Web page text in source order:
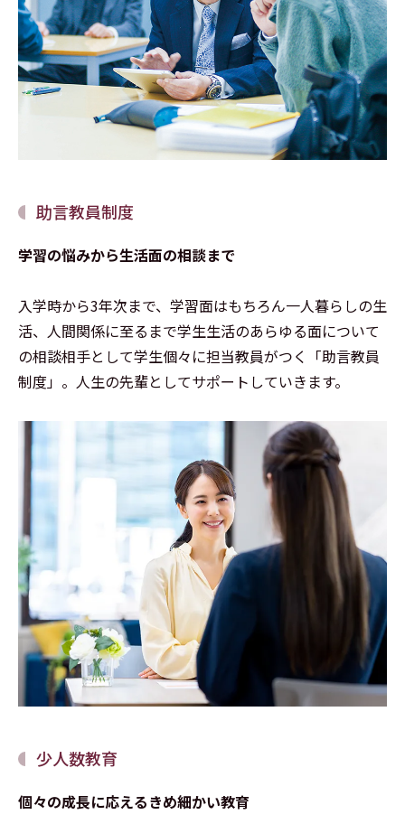
助言教員制度
学習の悩みから生活面の相談まで
入学時から3年次まで、学習面はもちろん一人暮らしの生
活、人間関係に至るまで学生生活のあらゆる面について
の相談相手として学生個々に担当教員がつく「助言教員
制度」。人生の先輩としてサポートしていきます。
少人数教育
個々の成長に応えるきめ細かい教育